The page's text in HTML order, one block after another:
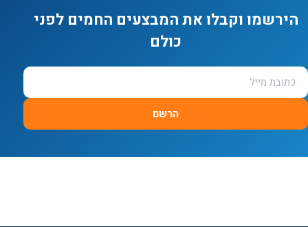
הירשמו וקבלו את המבצעים החמים לפני
כולם
הרשם